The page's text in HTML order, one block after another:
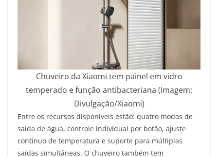
Chuveiro da Xiaomi tem painel em vidro
temperado e função antibacteriana (Imagem:
Divulgação/Xiaomi)
Entre os recursos disponíveis estão: quatro modos de
saída de água, controle individual por botão, ajuste
contínuo de temperatura e suporte para múltiplas
saídas simultâneas. O chuveiro também tem